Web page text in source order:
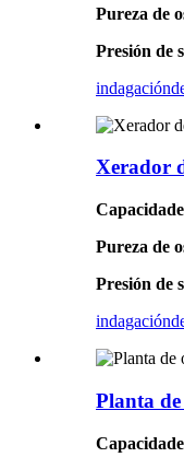
Pureza de
Presión de
indagación
Xerador
Pureza de
Presión de
indagación
Planta